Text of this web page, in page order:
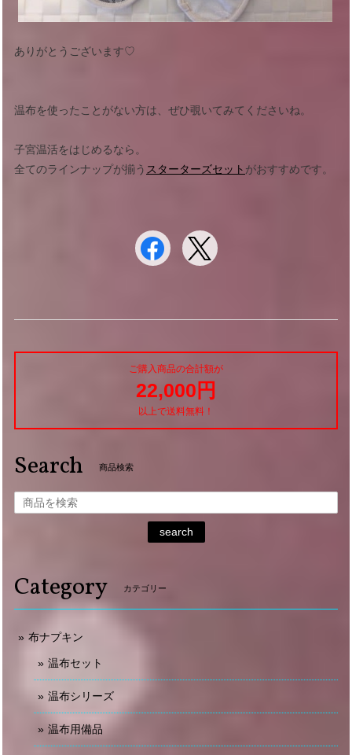
ありがとうございます♡
温布を使ったことがない方は、ぜひ覗いてみてくださいね。
子宮温活をはじめるなら。
全てのラインナップが揃う スターターズセット がおすすめです。
ご購入商品の合計額が
22,000円
以上で送料無料！
Search 商品検索
search
Category カテゴリー
布ナプキン
温布セット
温布シリーズ
温布用備品